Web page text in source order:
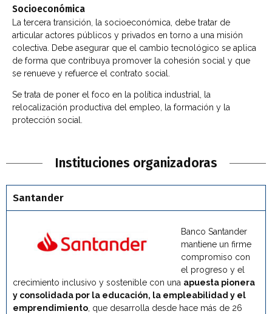
Socioeconómica
La tercera transición, la socioeconómica, debe tratar de
articular actores públicos y privados en torno a una misión
colectiva. Debe asegurar que el cambio tecnológico se aplica
de forma que contribuya promover la cohesión social y que
se renueve y refuerce el contrato social.
Se trata de poner el foco en la política industrial, la
relocalización productiva del empleo, la formación y la
protección social.
Instituciones organizadoras
Santander
Banco Santander
mantiene un firme
compromiso con
el progreso y el
crecimiento inclusivo y sostenible con una apuesta pionera
y consolidada por la educación, la empleabilidad y el
emprendimiento , que desarrolla desde hace más de 26